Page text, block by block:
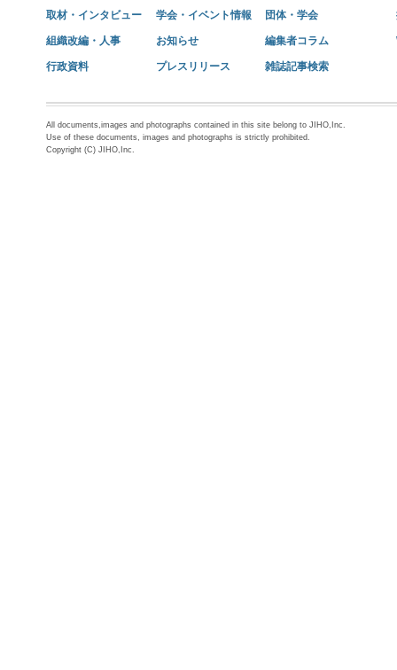
取材・インタビュー 学会・イベント情報 団体・学会
組織改編・人事 お知らせ 編集者コラム
行政資料 プレスリリース 雑誌記事検索
All documents,images and photographs contained in this site belong to JIHO,Inc.
Use of these documents, images and photographs is strictly prohibited.
Copyright (C) JIHO,Inc.